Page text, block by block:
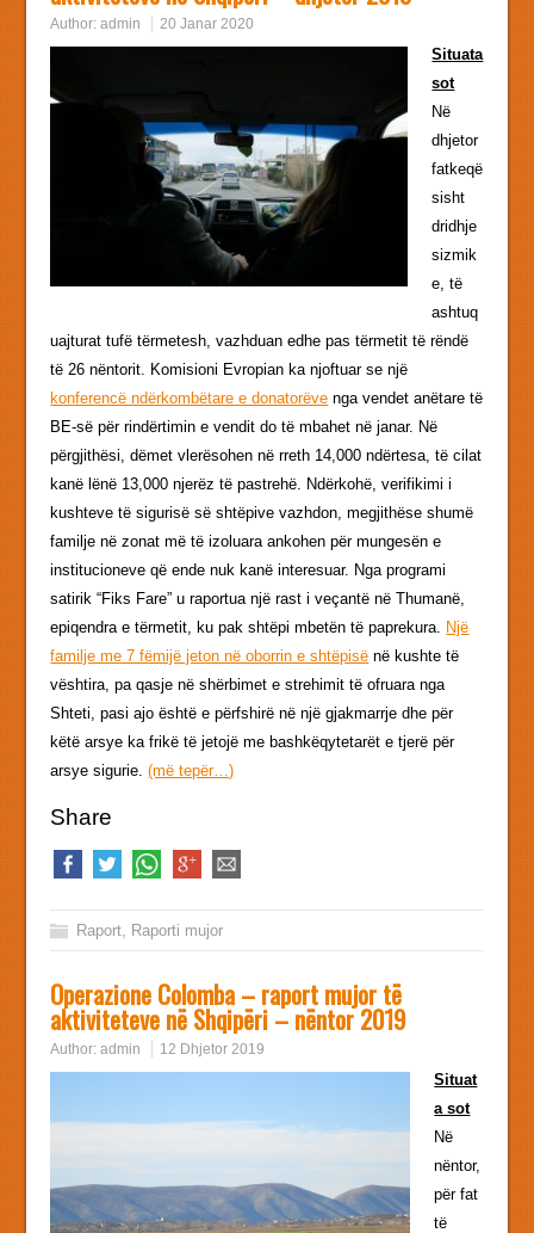
Author:admin 20 Janar 2020
Situata
sot
Në
dhjetor
fatkeqë
sisht
dridhje
sizmik
e, të
ashtuq
uajturat tufë tërmetesh, vazhduan edhe pas tërmetit të rëndë
të 26 nëntorit. Komisioni Evropian ka njoftuar se një
konferencë ndërkombëtare e donatorëve nga vendet anëtare të
BE-së për rindërtimin e vendit do të mbahet në janar. Në
përgjithësi, dëmet vlerësohen në rreth 14,000 ndërtesa, të cilat
kanë lënë 13,000 njerëz të pastrehë. Ndërkohë, verifikimi i
kushteve të sigurisë së shtëpive vazhdon, megjithëse shumë
familje në zonat më të izoluara ankohen për mungesën e
institucioneve që ende nuk kanë interesuar. Nga programi
satirik “Fiks Fare” u raportua një rast i veçantë në Thumanë,
epiqendra e tërmetit, ku pak shtëpi mbetën të paprekura. Një
familje me 7 fëmijë jeton në oborrin e shtëpisë në kushte të
vështira, pa qasje në shërbimet e strehimit të ofruara nga
Shteti, pasi ajo është e përfshirë në një gjakmarrje dhe për
këtë arsye ka frikë të jetojë me bashkëqytetarët e tjerë për
arsye sigurie.(më tepër…)
Share
Raport Raporti mujor
Operazione Colomba – raport mujor të
aktiviteteve në Shqipëri – nëntor 2019
Author:admin 12 Dhjetor 2019
Situat
a sot
Në
nëntor,
për fat
të